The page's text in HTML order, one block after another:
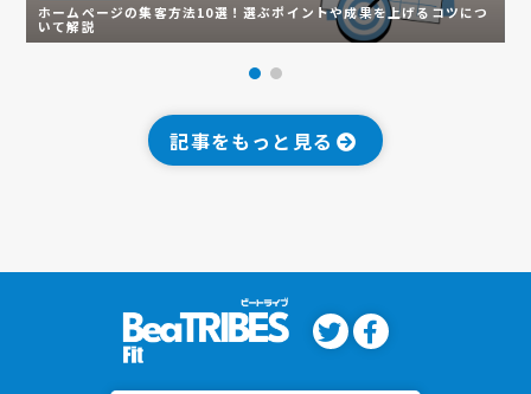
ホームページの集客方法10選！選ぶポイントや成果を上げるコツにつ
いて解説
記事をもっと見る